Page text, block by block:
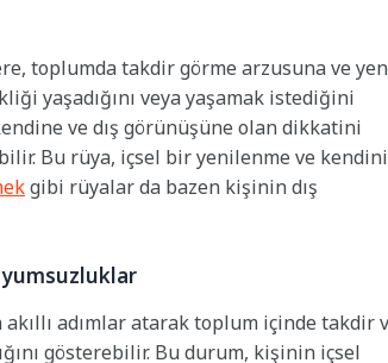
toplumda takdir görme arzusuna ve
yaşadığını veya yaşamak istediğini
ve dış görünüşüne olan dikkatini
Bu rüya, içsel bir yenilenme ve kendini
gibi rüyalar da bazen kişinin dış
adımlar atarak toplum içinde takdir
gösterebilir. Bu durum, kişinin içsel